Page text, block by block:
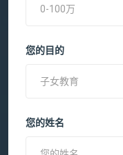
0-100万
您的目的
子女教育
您的姓名